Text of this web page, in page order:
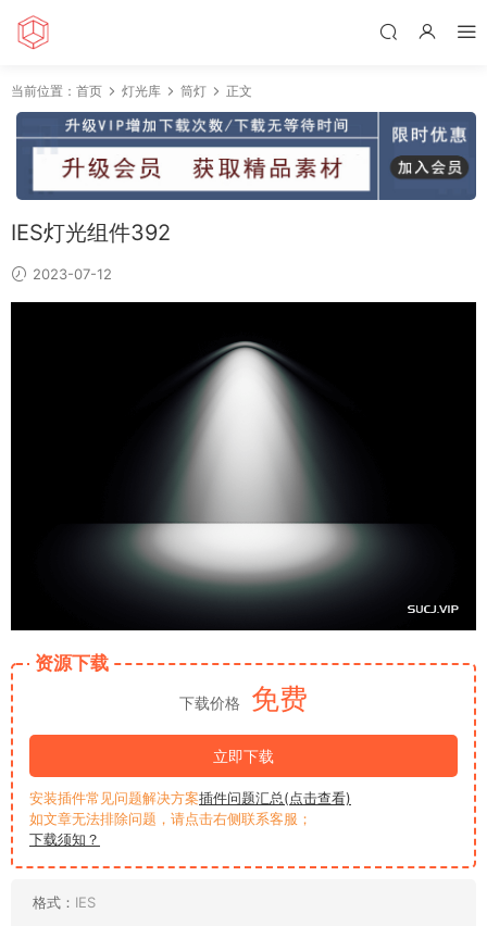
当前位置： 首页 灯光库 筒灯 正文
IES灯光组件392
2023-07-12
资源下载
下载价格 免费
立即下载
安装插件常见问题解决方案插件问题汇总(点击查看)
如文章无法排除问题，请点击右侧联系客服；
下载须知？
格式： IES